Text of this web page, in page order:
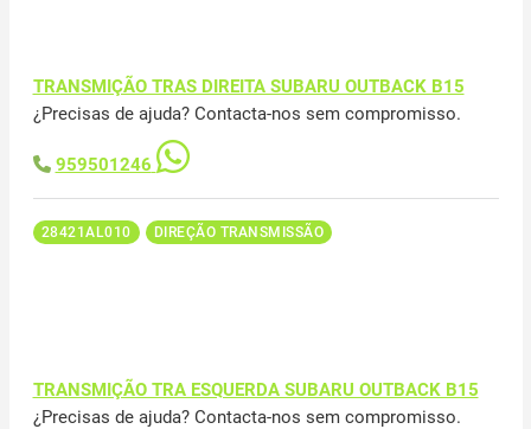
TRANSMIÇÃO TRAS DIREITA SUBARU OUTBACK B15
¿Precisas de ajuda? Contacta-nos sem compromisso.
959501246
28421AL010 DIREÇÃO TRANSMISSÃO
TRANSMIÇÃO TRA ESQUERDA SUBARU OUTBACK B15
¿Precisas de ajuda? Contacta-nos sem compromisso.